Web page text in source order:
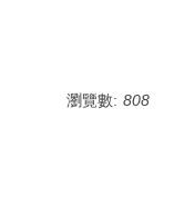
瀏覽數: 808